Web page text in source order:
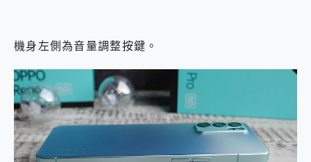
機身左側為音量調整按鍵。